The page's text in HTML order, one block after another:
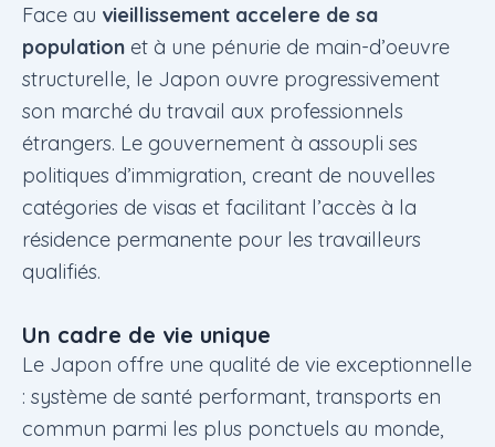
Face au vieillissement accelere de sa
populationet à une pénurie de main-d’oeuvre
structurelle, le Japon ouvre progressivement
son marché du travail aux professionnels
étrangers. Le gouvernement à assoupli ses
politiques d’immigration, creant de nouvelles
catégories de visas et facilitant l’accès à la
résidence permanente pour les travailleurs
qualifiés.
Un cadre de vie unique
Le Japon offre une qualité de vie exceptionnelle
: système de santé performant, transports en
commun parmi les plus ponctuels au monde,